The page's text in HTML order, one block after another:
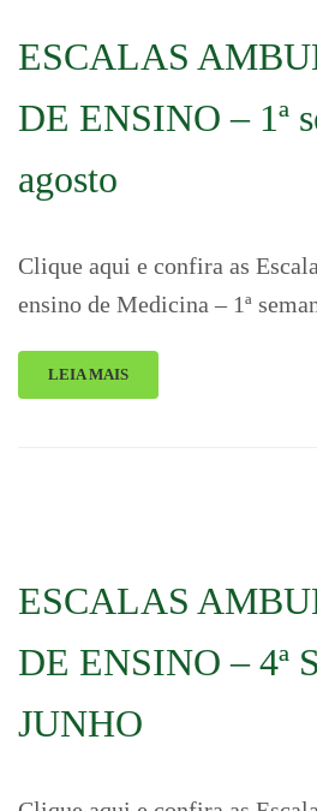
ESCALAS
DE ENSINO – 1ª
agosto
Clique aqui e confira as
ensino de Medicina – 1ª
LEIA MAIS
ESCALAS
DE ENSINO – 4ª
JUNHO